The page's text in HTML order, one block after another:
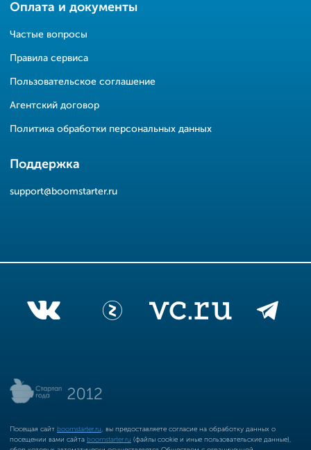
Оплата и документы
Частые вопросы
Правила сервиса
Пользовательское соглашение
Агентский договор
Политика обработки персональных данных
Поддержка
support@boomstarter.ru
Посещая сайт boomstarter.ru , вы предоставляете согласие на обработку данных о
посещении вами сайта boomstarter.ru (файлы cookie и иные пользовательские данные),